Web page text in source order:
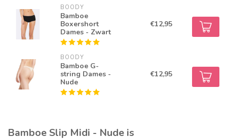
BOODY
Bamboe
Boxershort
Dames - Zwart
€12,95
BOODY
Bamboe G-
string Dames -
Nude
€12,95
Bamboe Slip Midi - Nude is